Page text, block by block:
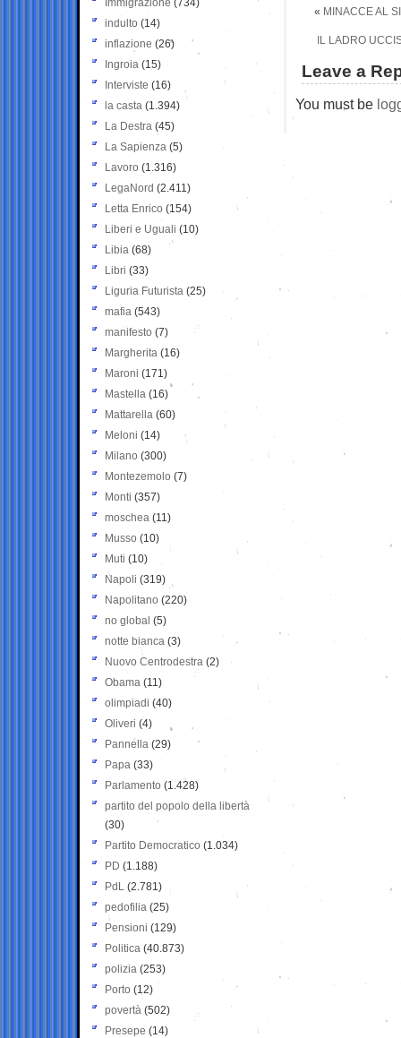
« MINACCE AL
IL LADRO
Leave a
You must be
Immigrazione (734)
indulto (14)
inflazione (26)
Ingroia (15)
Interviste (16)
la casta (1.394)
La Destra (45)
La Sapienza (5)
Lavoro (1.316)
LegaNord (2.411)
Letta Enrico (154)
Liberi e Uguali (10)
Libia (68)
Libri (33)
Liguria Futurista (25)
mafia (543)
manifesto (7)
Margherita (16)
Maroni (171)
Mastella (16)
Mattarella (60)
Meloni (14)
Milano (300)
Montezemolo (7)
Monti (357)
moschea (11)
Musso (10)
Muti (10)
Napoli (319)
Napolitano (220)
no global (5)
notte bianca (3)
Nuovo Centrodestra (2)
Obama (11)
olimpiadi (40)
Oliveri (4)
Pannella (29)
Papa (33)
Parlamento (1.428)
partito del popolo della libertà
(30)
Partito Democratico (1.034)
PD (1.188)
PdL (2.781)
pedofilia (25)
Pensioni (129)
Politica (40.873)
polizia (253)
Porto (12)
povertà (502)
Presepe (14)